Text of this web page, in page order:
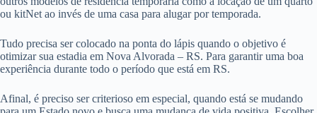
ou kitNet ao invés de uma casa para alugar por temporada.
Tudo precisa ser colocado na ponta do lápis quando o objetivo é
otimizar sua estadia em Nova Alvorada – RS. Para garantir uma boa
experiência durante todo o período que está em RS.
Afinal, é preciso ser criterioso em especial, quando está se mudando